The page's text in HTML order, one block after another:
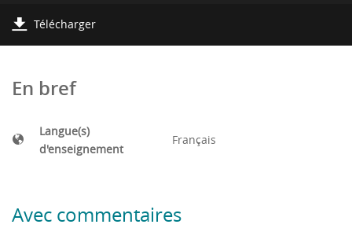
Télécharger
En bref
Langue(s)
d'enseignement
Français
Avec commentaires